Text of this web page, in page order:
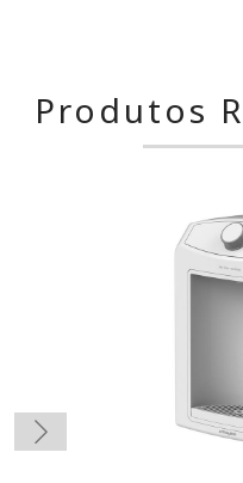
Produtos